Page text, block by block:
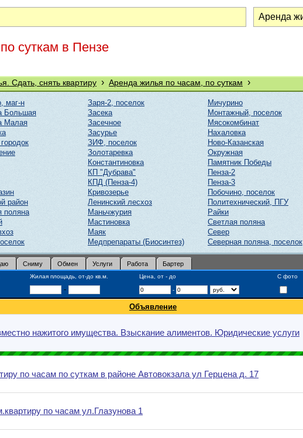
суткам в Пензе
Сдать, снять квартиру › Аренда жилья по часам, по суткам ›
маг-н
Большая
Малая
район
поляна
Заря-2, поселок
Засека
Засечное
Засурье
ЗИФ, поселок
Золотаревка
Константиновка
КП "Дубрава"
КПД (Пенза-4)
Кривозерье
Ленинский лесхоз
Маньчжурия
Мастиновка
Маяк
Медпрепараты (Биосинтез)
Мичурино
Монтажный, поселок
Мясокомбинат
Нахаловка
Ново-Казанская
Окружная
Памятник Победы
Пенза-2
Пенза-3
Побочино, поселок
Политехнический, ПГУ
Райки
Светлая поляна
Север
Северная поляна, поселок
Сниму Обмен Услуги Работа Бартер
Жилая площадь, от-до кв.м. Цена, от - до С фото
- -
Объявление
нажитого имущества. Взыскание алиментов. Юридические услуги
по часам по суткам в районе Автовокзала ул Герцена д. 17
по часам ул.Глазунова 1